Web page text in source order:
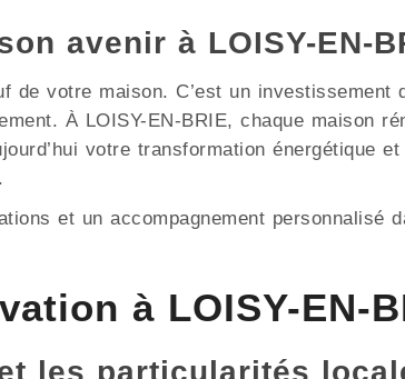
avenir à LOISY-EN-
de votre maison. C’est un
À LOISY-EN-BRIE, chaque maison
votre transformation énergétique
et un accompagnement personnalisé
à LOISY-EN-